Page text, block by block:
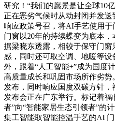
研究！“我们的愿景是让全球10
正在恶劣气候时从动封闭并发
响应政策号召，将AI手艺使用
门窗以20年的持续蝶变为底本
据梁晓东透露，相较于保守门
感，同时还可取空调、地暖等设
外，跟着“人工智能+”成为国度
高质量成长和巩固市场所作劣
发布，同时响应国度双碳方针
发布会正在广东举行。标记着
者”向“智能家居生态引领者”的
集工智能取智能控温手艺的AI